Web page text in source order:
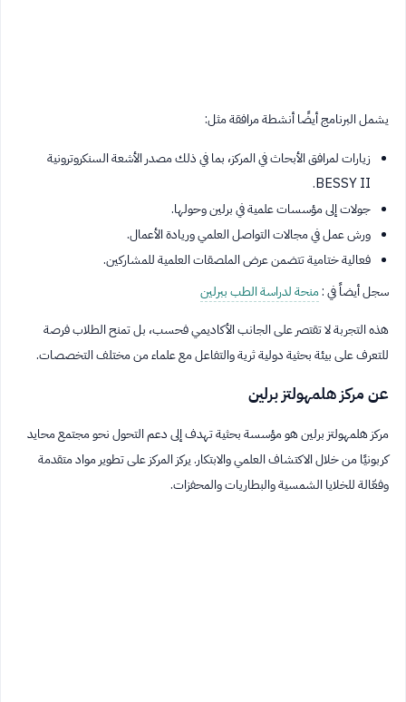
يشمل البرنامج أيضًا أنشطة مرافقة مثل:
زيارات لمرافق الأبحاث في المركز، بما في ذلك مصدر الأشعة السنكروترونية
BESSY II.
جولات إلى مؤسسات علمية في برلين وحولها.
ورش عمل في مجالات التواصل العلمي وريادة الأعمال.
فعالية ختامية تتضمن عرض الملصقات العلمية للمشاركين.
سجل أيضاً في :منحة لدراسة الطب ببرلين
هذه التجربة لا تقتصر على الجانب الأكاديمي فحسب، بل تمنح الطلاب فرصة
للتعرف على بيئة بحثية دولية ثرية والتفاعل مع علماء من مختلف التخصصات.
عن مركز هلمهولتز برلين
مركز هلمهولتز برلين هو مؤسسة بحثية تهدف إلى دعم التحول نحو مجتمع محايد
كربونيًا من خلال الاكتشاف العلمي والابتكار. يركز المركز على تطوير مواد متقدمة
وفعّالة للخلايا الشمسية والبطاريات والمحفزات.